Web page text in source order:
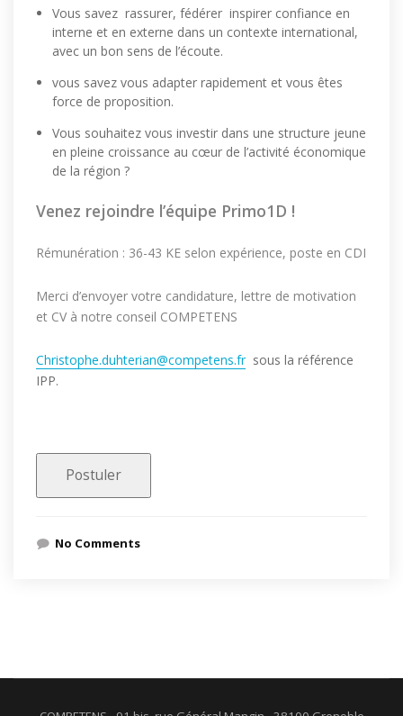
Vous savez rassurer, fédérer inspirer confiance en
interne et en externe dans un contexte international,
avec un bon sens de l’écoute.
vous savez vous adapter rapidement et vous êtes
force de proposition.
Vous souhaitez vous investir dans une structure jeune
en pleine croissance au cœur de l’activité économique
de la région ?
Venez rejoindre l’équipe Primo1D !
Rémunération : 36-43 KE selon expérience, poste en CDI
Merci d’envoyer votre candidature, lettre de motivation
et CV à notre conseil COMPETENS
Christophe.duhterian@competens.frsous la référence
IPP.
No Comments